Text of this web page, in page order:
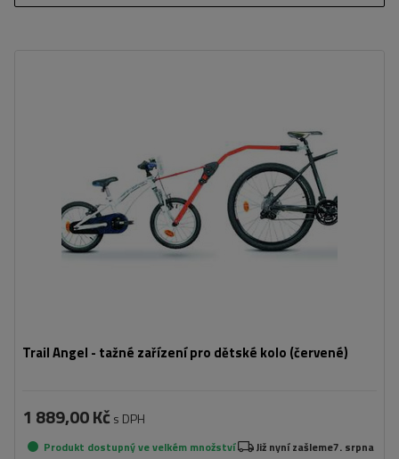
Trail Angel - tažné zařízení pro dětské kolo (červené)
1 889,00 Kč s DPH
Produkt dostupný ve velkém množství Již nyní zašleme7. srpna